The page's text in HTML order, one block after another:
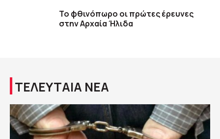
Το φθινόπωρο οι πρώτες έρευνες
στην Αρχαία Ήλιδα
ΤΕΛΕΥΤΑΙΑ ΝΕΑ